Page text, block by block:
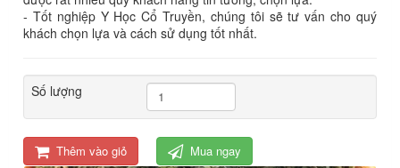
- Tốt nghiệp Y Học Cổ Truyền, chúng tôi sẽ tư vấn cho quý
khách chọn lựa và cách sử dụng tốt nhất.
Số lượng
Thêm vào giỏ Mua ngay